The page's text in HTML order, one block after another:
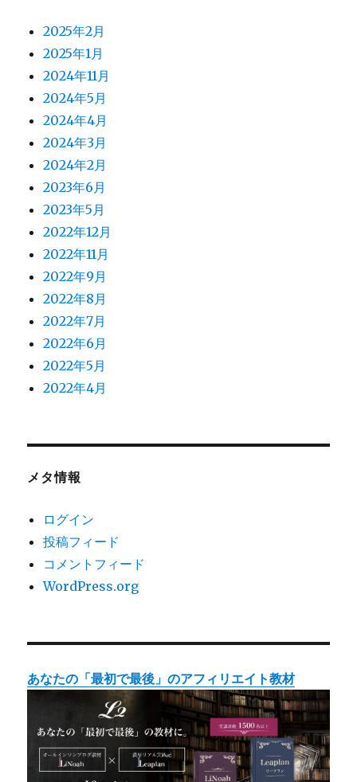
2025年2月
2025年1月
2024年11月
2024年5月
2024年4月
2024年3月
2024年2月
2023年6月
2023年5月
2022年12月
2022年11月
2022年9月
2022年8月
2022年7月
2022年6月
2022年5月
2022年4月
メタ情報
ログイン
投稿フィード
コメントフィード
WordPress.org
あなたの「最初で最後」のアフィリエイト教材